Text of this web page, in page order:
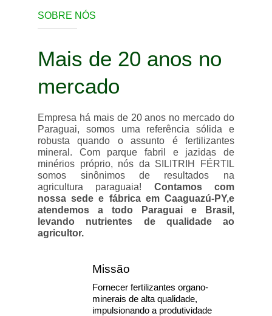
SOBRE NÓS
Mais de 20 anos no
mercado
Empresa há mais de 20 anos no mercado do
Paraguai, somos uma referência sólida e
robusta quando o assunto é fertilizantes
mineral. Com parque fabril e jazidas de
minérios próprio, nós da SILITRIH FÉRTIL
somos sinônimos de resultados na
agricultura paraguaia! Contamos com
nossa sede e fábrica em Caaguazú-PY,e
atendemos a todo Paraguai e Brasil,
levando nutrientes de qualidade ao
agricultor.
Missão
Fornecer fertilizantes organo-
minerais de alta qualidade,
impulsionando a produtividade